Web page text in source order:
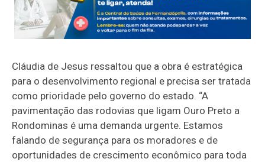
Cláudia de Jesus ressaltou que a obra é estratégica
para o desenvolvimento regional e precisa ser tratada
como prioridade pelo governo do estado. “A
pavimentação das rodovias que ligam Ouro Preto a
Rondominas é uma demanda urgente. Estamos
falando de segurança para os moradores e de
oportunidades de crescimento econômico para toda